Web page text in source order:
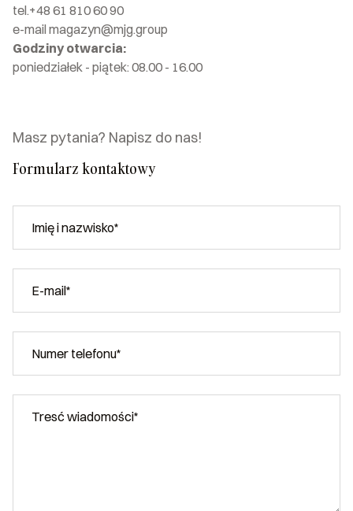
tel.+48 61 810 60 90
e-mail magazyn@mjg.group
Godziny otwarcia:
poniedziałek - piątek: 08.00 - 16.00
Masz pytania? Napisz do nas!
Formularz kontaktowy
Imię i nazwisko*
E-mail*
Numer telefonu*
Tresć wiadomości*